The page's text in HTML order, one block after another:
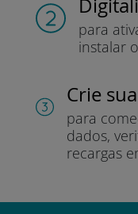
para
instalar
Crie
para
dados,
recargas